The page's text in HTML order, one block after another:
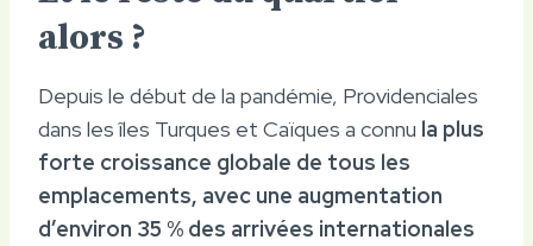
alors ?
Depuis le début de la pandémie, Providenciales
dans les îles Turques et Caïques a connu la plus
forte croissance globale de tous les
emplacements, avec une augmentation
d’environ 35 % des arrivées internationales